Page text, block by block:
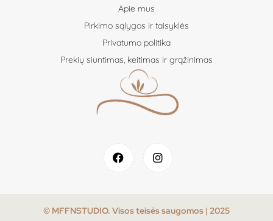
Apie mus
Pirkimo sąlygos ir taisyklės
Privatumo politika
Prekių siuntimas, keitimas ir grąžinimas
© MFFNSTUDIO. Visos teisės saugomos | 2025